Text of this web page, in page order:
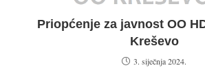
Priopćenje za javnost OO
Kreševo
3. siječnja 2024.